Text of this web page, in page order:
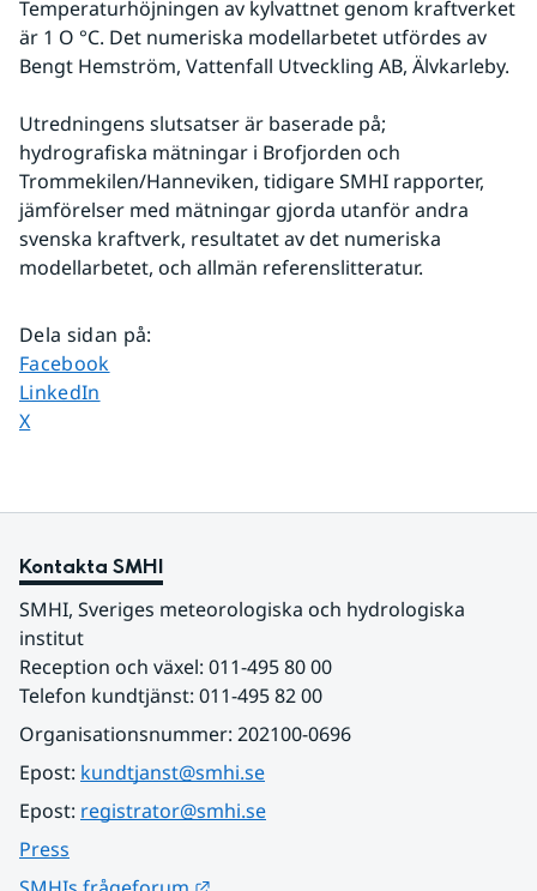
Temperaturhöjningen av kylvattnet genom kraftverket
är 1 O °C. Det numeriska modellarbetet utfördes av
Bengt Hemström, Vattenfall Utveckling AB, Älvkarleby.
Utredningens slutsatser är baserade på;
hydrografiska mätningar i Brofjorden och
Trommekilen/Hanneviken, tidigare SMHI rapporter,
jämförelser med mätningar gjorda utanför andra
svenska kraftverk, resultatet av det numeriska
modellarbetet, och allmän referenslitteratur.
Dela sidan på:
Dela sidan på
Facebook
Dela sidan på
LinkedIn
Dela sidan på
X
Kontakta SMHI
SMHI, Sveriges meteorologiska och hydrologiska
institut
Reception och växel: 011-495 80 00
Telefon kundtjänst: 011-495 82 00
Organisationsnummer: 202100-0696
Epost: kundtjanst@smhi.se
Epost: registrator@smhi.se
Press